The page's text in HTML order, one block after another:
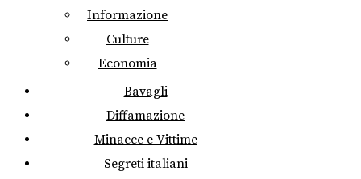
Informazione
Culture
Economia
Bavagli
Diffamazione
Minacce e Vittime
Segreti italiani